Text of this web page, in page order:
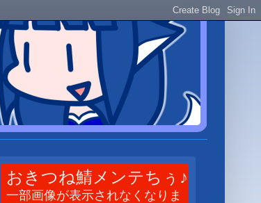
おきつね鯖メンテちぅ♪
一部画像が表示されなくなりま